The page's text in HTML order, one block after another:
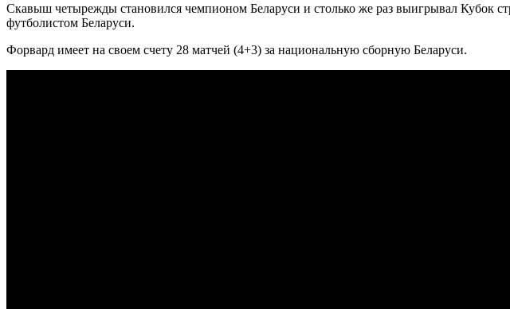
Скавыш четырежды становился чемпионом Беларуси и столько же раз выигрывал
футболистом Беларуси.
Форвард имеет на своем счету 28 матчей (4+3) за национальную сборную Беларуси.